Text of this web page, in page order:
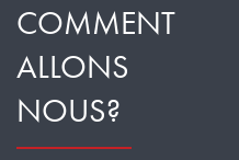
COMMENT
ALLONS
NOUS?